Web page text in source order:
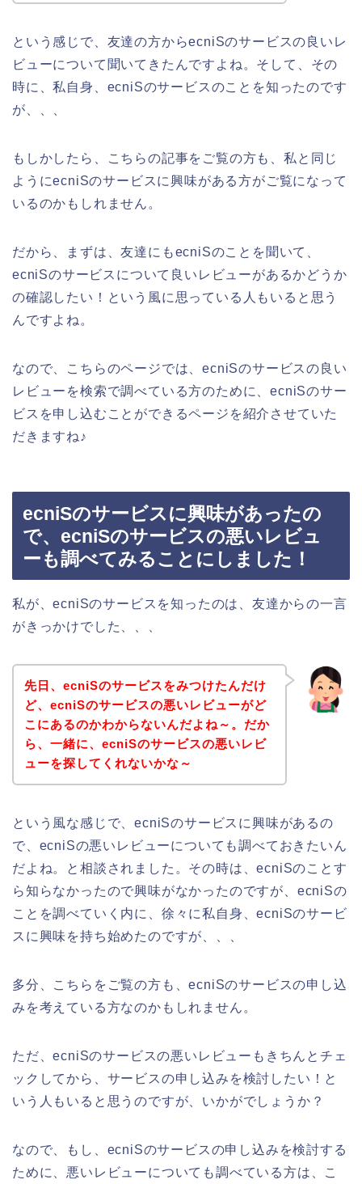
という感じで、友達の方からecniSのサービスの良いレ
ビューについて聞いてきたんですよね。そして、その
時に、私自身、ecniSのサービスのことを知ったのです
が、、、
もしかしたら、こちらの記事をご覧の方も、私と同じ
ようにecniSのサービスに興味がある方がご覧になって
いるのかもしれません。
だから、まずは、友達にもecniSのことを聞いて、
ecniSのサービスについて良いレビューがあるかどうか
の確認したい！という風に思っている人もいると思う
んですよね。
なので、こちらのページでは、ecniSのサービスの良い
レビューを検索で調べている方のために、ecniSのサー
ビスを申し込むことができるページを紹介させていた
だきますね♪
ecniSのサービスに興味があったの
で、ecniSのサービスの悪いレビュ
ーも調べてみることにしました！
私が、ecniSのサービスを知ったのは、友達からの一言
がきっかけでした、、、
先日、ecniSのサービスをみつけたんだけ
ど、ecniSのサービスの悪いレビューがど
こにあるのかわからないんだよね～。だか
ら、一緒に、ecniSのサービスの悪いレビ
ューを探してくれないかな～
という風な感じで、ecniSのサービスに興味があるの
で、ecniSの悪いレビューについても調べておきたいん
だよね。と相談されました。その時は、ecniSのことす
ら知らなかったので興味がなかったのですが、ecniSの
ことを調べていく内に、徐々に私自身、ecniSのサービ
スに興味を持ち始めたのですが、、、
多分、こちらをご覧の方も、ecniSのサービスの申し込
みを考えている方なのかもしれません。
ただ、ecniSのサービスの悪いレビューもきちんとチェ
ックしてから、サービスの申し込みを検討したい！と
いう人もいると思うのですが、いかがでしょうか？
なので、もし、ecniSのサービスの申し込みを検討する
ために、悪いレビューについても調べている方は、こ